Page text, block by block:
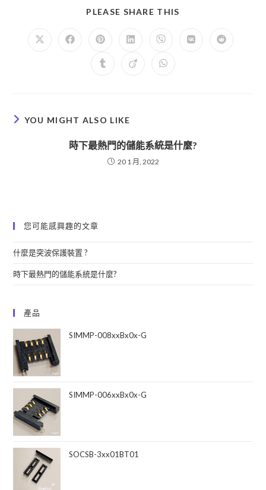
PLEASE SHARE THIS
YOU MIGHT ALSO LIKE
時下最熱門的儲能系統是什麼?
20 1 月, 2022
您可能感興趣的文章
什麼是突波保護裝置 ?
時下最熱門的儲能系統是什麼?
產品
SIMMP-008xxBx0x-G
SIMMP-006xxBx0x-G
SOCSB-3xx01BT01